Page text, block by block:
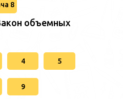
8
объемных
4 5
9